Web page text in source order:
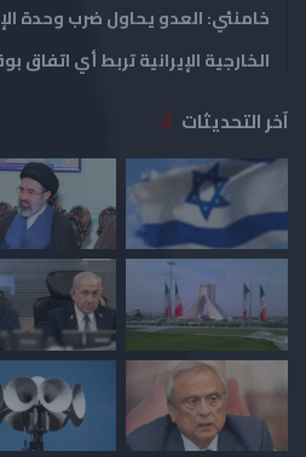
خامنئي: العدو يحاول ضرب وحدة
الخارجية الإيرانية تربط أي اتفاق
آخر التحديثات